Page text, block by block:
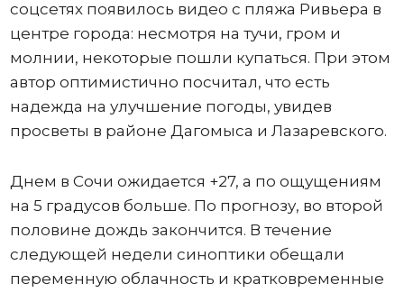
соцсетях появилось видео с пляжа Ривьера в
центре города: несмотря на тучи, гром и
молнии, некоторые пошли купаться. При этом
автор оптимистично посчитал, что есть
надежда на улучшение погоды, увидев
просветы в районе Дагомыса и Лазаревского.
Днем в Сочи ожидается +27, а по ощущениям
на 5 градусов больше. По прогнозу, во второй
половине дождь закончится. В течение
следующей недели синоптики обещали
переменную облачность и кратковременные